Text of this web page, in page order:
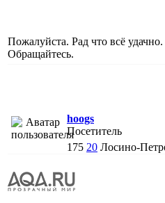
Пожалуйста. Рад что всё
Обращайтесь.
hoogs
Посетитель
175 20 Лосино-